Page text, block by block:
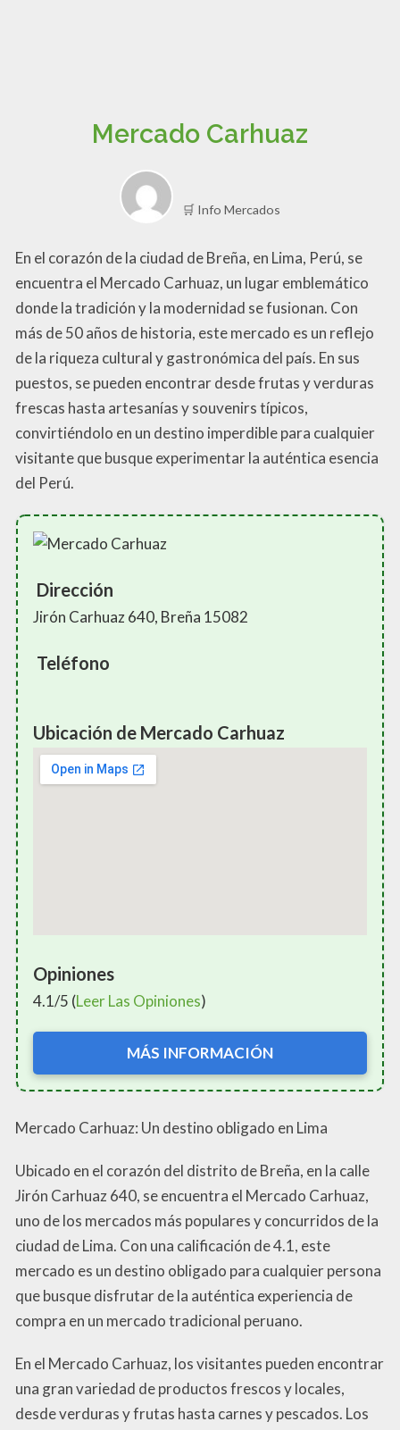
Mercado Carhuaz
🛒 Info Mercados
En el corazón de la ciudad de Breña, en Lima, Perú, se
encuentra el Mercado Carhuaz, un lugar emblemático
donde la tradición y la modernidad se fusionan. Con
más de 50 años de historia, este mercado es un reflejo
de la riqueza cultural y gastronómica del país. En sus
puestos, se pueden encontrar desde frutas y verduras
frescas hasta artesanías y souvenirs típicos,
convirtiéndolo en un destino imperdible para cualquier
visitante que busque experimentar la auténtica esencia
del Perú.
Dirección
Jirón Carhuaz 640, Breña 15082
Teléfono
Ubicación de Mercado Carhuaz
Opiniones
4.1/5 (Leer Las Opiniones)
MÁS INFORMACIÓN
Mercado Carhuaz: Un destino obligado en Lima
Ubicado en el corazón del distrito de Breña, en la calle
Jirón Carhuaz 640, se encuentra el Mercado Carhuaz,
uno de los mercados más populares y concurridos de la
ciudad de Lima. Con una calificación de 4.1, este
mercado es un destino obligado para cualquier persona
que busque disfrutar de la auténtica experiencia de
compra en un mercado tradicional peruano.
En el Mercado Carhuaz, los visitantes pueden encontrar
una gran variedad de productos frescos y locales,
desde verduras y frutas hasta carnes y pescados. Los